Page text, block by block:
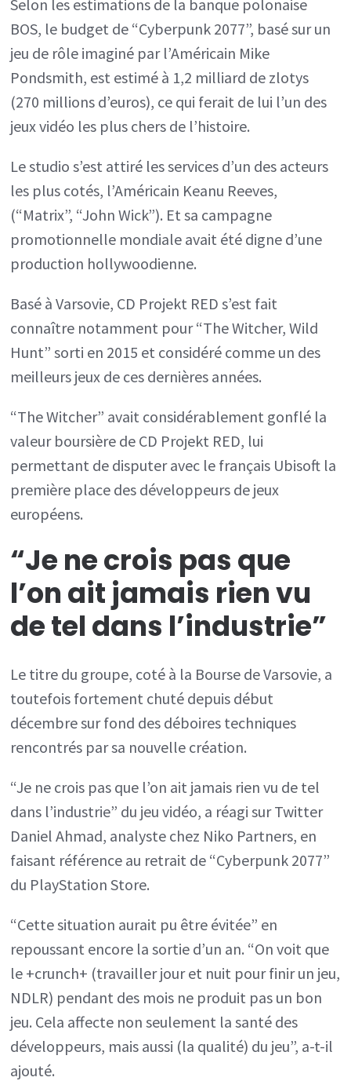
Selon les estimations de la banque polonaise
BOS, le budget de “Cyberpunk 2077”, basé sur un
jeu de rôle imaginé par l’Américain Mike
Pondsmith, est estimé à 1,2 milliard de zlotys
(270 millions d’euros), ce qui ferait de lui l’un des
jeux vidéo les plus chers de l’histoire.
Le studio s’est attiré les services d’un des acteurs
les plus cotés, l’Américain Keanu Reeves,
(“Matrix”, “John Wick”). Et sa campagne
promotionnelle mondiale avait été digne d’une
production hollywoodienne.
Basé à Varsovie, CD Projekt RED s’est fait
connaître notamment pour “The Witcher, Wild
Hunt” sorti en 2015 et considéré comme un des
meilleurs jeux de ces dernières années.
“The Witcher” avait considérablement gonflé la
valeur boursière de CD Projekt RED, lui
permettant de disputer avec le français Ubisoft la
première place des développeurs de jeux
européens.
“Je ne crois pas que
l’on ait jamais rien vu
de tel dans l’industrie”
Le titre du groupe, coté à la Bourse de Varsovie, a
toutefois fortement chuté depuis début
décembre sur fond des déboires techniques
rencontrés par sa nouvelle création.
“Je ne crois pas que l’on ait jamais rien vu de tel
dans l’industrie” du jeu vidéo, a réagi sur Twitter
Daniel Ahmad, analyste chez Niko Partners, en
faisant référence au retrait de “Cyberpunk 2077”
du PlayStation Store.
“Cette situation aurait pu être évitée” en
repoussant encore la sortie d’un an. “On voit que
le +crunch+ (travailler jour et nuit pour finir un jeu,
NDLR) pendant des mois ne produit pas un bon
jeu. Cela affecte non seulement la santé des
développeurs, mais aussi (la qualité) du jeu”, a-t-il
ajouté.